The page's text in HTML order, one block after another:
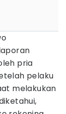
pria
pelaku
melakukan